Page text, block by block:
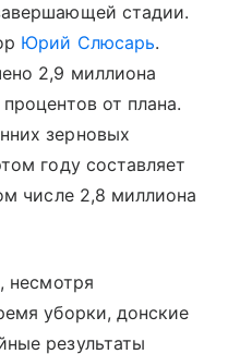
стадии.
Юрий Слюсарь.
2,9 миллиона
от плана.
зерновых
году составляет
числе 2,8 миллиона
несмотря
уборки, донские
результаты